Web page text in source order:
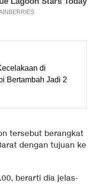
di
Bertambah Jadi 2
tersebut berangkat
dengan tujuan ke
berarti dia jelas-